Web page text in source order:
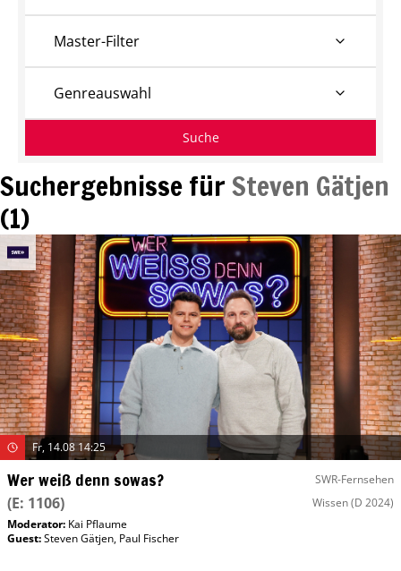
Suchergebnisse fürSteven Gätjen
(1)
Fr, 14.08 14:25
Wer weiß denn sowas? SWR-Fernsehen
(E: 1106) Wissen(D 2024)
Moderator: Kai Pflaume
Guest:Steven Gätjen, Paul Fischer
Master-Filter
Genreauswahl
Suche